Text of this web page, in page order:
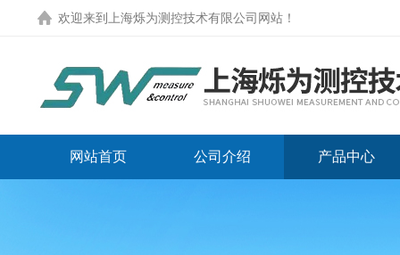
欢迎来到 上海烁为测控技术有限公司网站 ！
网站首页 公司介绍 产品中心